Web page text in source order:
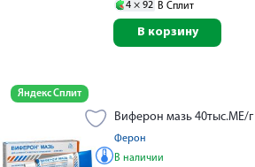
4 × 92 В Сплит
В корзину
Яндекс Сплит
Виферон мазь 40тыс.МЕ/г
Ферон
В наличии